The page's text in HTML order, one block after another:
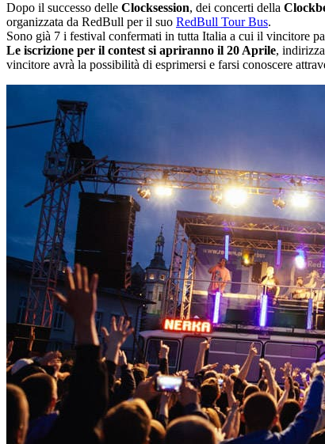
Dopo il successo delle Clocksession, dei concerti della
organizzata da RedBull per il suo RedBull Tour Bus.
Sono già 7 i festival confermati in tutta Italia a cui il vincitore
Le iscrizione per il contest si apriranno il 20 Aprile,
vincitore avrà la possibilità di esprimersi e farsi conoscere